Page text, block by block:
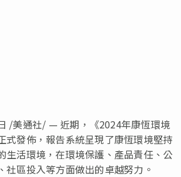
/美通社/ — 近期，《2024年康恆環境
式發佈，報告系統呈現了康恆環境堅持
生活環境，在環境保護、產品責任、公
社區投入等方面做出的卓越努力。